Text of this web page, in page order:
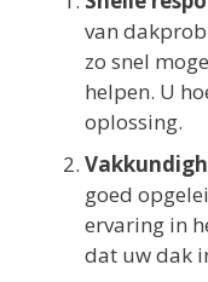
van
zo snel
helpen. U
oplossing.
goed
ervaring in
dat uw dak